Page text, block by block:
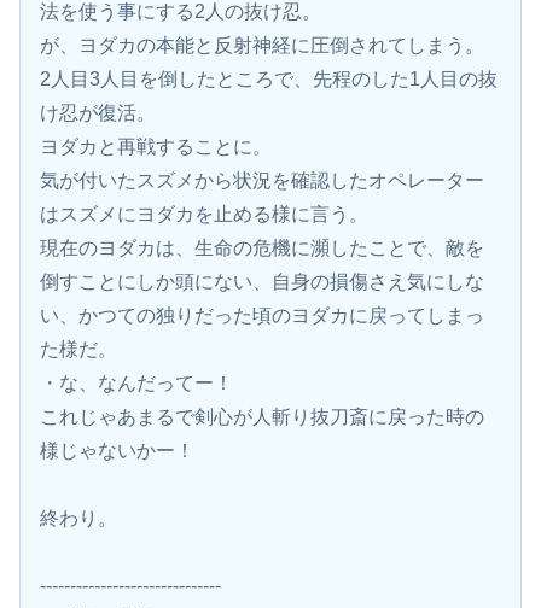
法を使う事にする2人の抜け忍。
が、ヨダカの本能と反射神経に圧倒されてしまう。
2人目3人目を倒したところで、先程のした1人目の抜
け忍が復活。
ヨダカと再戦することに。
気が付いたスズメから状況を確認したオペレーター
はスズメにヨダカを止める様に言う。
現在のヨダカは、生命の危機に瀕したことで、敵を
倒すことにしか頭にない、自身の損傷さえ気にしな
い、かつての独りだった頃のヨダカに戻ってしまっ
た様だ。
・な、なんだってー！
これじゃあまるで剣心が人斬り抜刀斎に戻った時の
様じゃないかー！
終わり。
------------------------------